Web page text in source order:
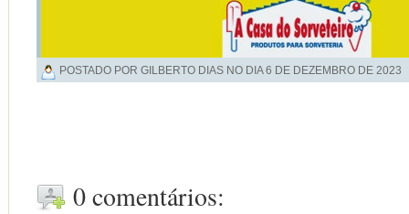
POSTADO POR GILBERTO DIAS NO DIA6 DE DEZEMBRO DE 2023
0 comentários: